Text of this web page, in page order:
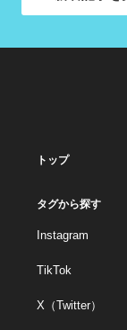
トップ
タグから探す
Instagram
TikTok
X（Twitter）